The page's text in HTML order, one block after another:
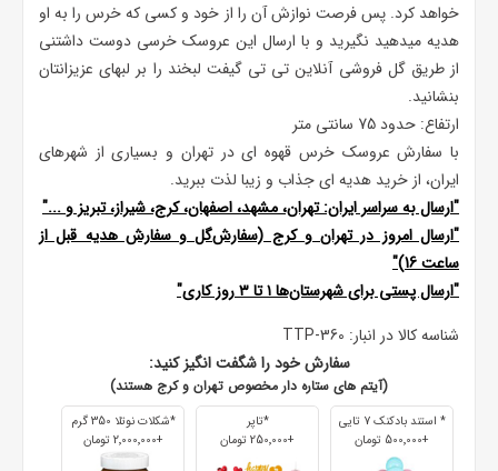
خواهد کرد. پس فرصت نوازش آن را از خود و کسی که خرس را به او
هدیه میدهید نگیرید و با ارسال این عروسک خرسی دوست داشتنی
از طریق گل فروشی آنلاین تی تی گیفت لبخند را بر لبهای عزیزانتان
بنشانید.
ارتفاع: حدود 75 سانتی متر
با سفارش عروسک خرس قهوه ای در تهران و بسیاری از شهرهای
ایران، از خرید هدیه ای جذاب و زیبا لذت ببرید.
"ارسال به سراسر ایران: تهران، مشهد، اصفهان، کرج، شیراز، تبریز و ..."
"ارسال امروز در تهران و کرج (سفارش‌گل و سفارش هدیه قبل از
ساعت 16)"
"ارسال پستی برای شهرستان‌ها ۱ تا ۳ روز کاری"
شناسه کالا در انبار: TTP-360
سفارش خود را شگفت انگیز کنید:
(آیتم های ستاره دار مخصوص تهران و کرج هستند)
* استند بادکنک 7 تایی
+500٬000 تومان
*تاپر
+250٬000 تومان
*شکلات نوتلا 350 گرم
+2٬000٬000 تومان